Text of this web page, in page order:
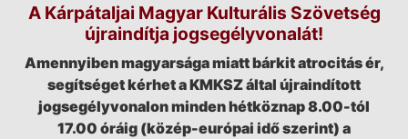
A Kárpátaljai Magyar Kulturális Szövetség
újraindítja jogsegélyvonalát!
Amennyiben magyarsága miatt bárkit atrocitás ér,
segítséget kérhet a KMKSZ által újraindított
jogsegélyvonalon minden hétköznap 8.00-tól
17.00 óráig (közép-európai idő szerint) a